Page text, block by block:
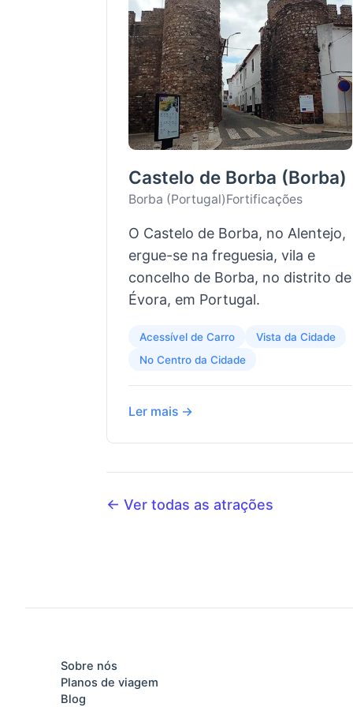
Castelo de Borba (Borba)
Borba (Portugal)Fortificações
O Castelo de Borba, no Alentejo,
ergue-se na freguesia, vila e
concelho de Borba, no distrito de
Évora, em Portugal.
Acessível de Carro
Vista da Cidade
No Centro da Cidade
Ler mais →
← Ver todas as atrações
Sobre nós
Planos de viagem
Blog